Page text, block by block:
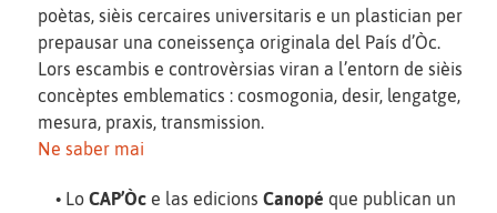
poètas, sièis cercaires universitaris e un plastician per
prepausar una coneissença originala del País d’Òc.
Lors escambis e controvèrsias viran a l’entorn de sièis
concèptes emblematics : cosmogonia, desir, lengatge,
mesura, praxis, transmission.
Ne saber mai
• Lo CAP’Òc e las edicions Canopé que publican un